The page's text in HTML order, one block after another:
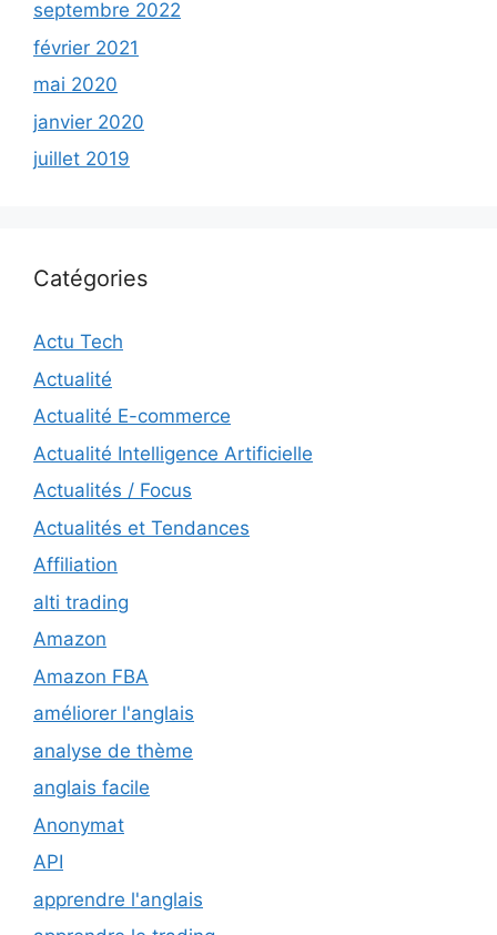
septembre 2022
février 2021
mai 2020
janvier 2020
juillet 2019
Catégories
Actu Tech
Actualité
Actualité E-commerce
Actualité Intelligence Artificielle
Actualités / Focus
Actualités et Tendances
Affiliation
alti trading
Amazon
Amazon FBA
améliorer l'anglais
analyse de thème
anglais facile
Anonymat
API
apprendre l'anglais